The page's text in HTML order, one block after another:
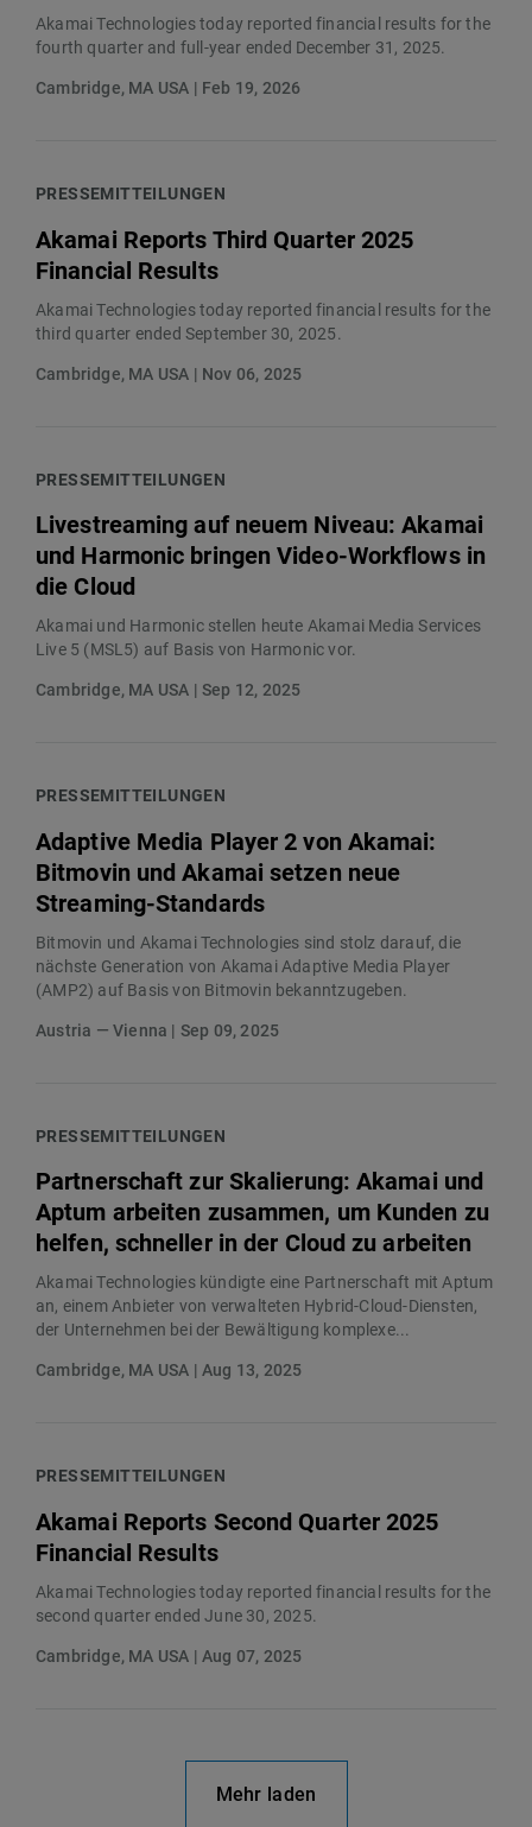
Akamai Technologies today reported financial results for the
fourth quarter and full-year ended December 31, 2025.
Cambridge, MA USA | Feb 19, 2026
PRESSEMITTEILUNGEN
Akamai Reports Third Quarter 2025
Financial Results
Akamai Technologies today reported financial results for the
third quarter ended September 30, 2025.
Cambridge, MA USA | Nov 06, 2025
PRESSEMITTEILUNGEN
Livestreaming auf neuem Niveau: Akamai
und Harmonic bringen Video-Workflows in
die Cloud
Akamai und Harmonic stellen heute Akamai Media Services
Live 5 (MSL5) auf Basis von Harmonic vor.
Cambridge, MA USA | Sep 12, 2025
PRESSEMITTEILUNGEN
Adaptive Media Player 2 von Akamai:
Bitmovin und Akamai setzen neue
Streaming-Standards
Bitmovin und Akamai Technologies sind stolz darauf, die
nächste Generation von Akamai Adaptive Media Player
(AMP2) auf Basis von Bitmovin bekanntzugeben.
Austria — Vienna | Sep 09, 2025
PRESSEMITTEILUNGEN
Partnerschaft zur Skalierung: Akamai und
Aptum arbeiten zusammen, um Kunden zu
helfen, schneller in der Cloud zu arbeiten
Akamai Technologies kündigte eine Partnerschaft mit Aptum
an, einem Anbieter von verwalteten Hybrid-Cloud-Diensten,
der Unternehmen bei der Bewältigung komplexe...
Cambridge, MA USA | Aug 13, 2025
PRESSEMITTEILUNGEN
Akamai Reports Second Quarter 2025
Financial Results
Akamai Technologies today reported financial results for the
second quarter ended June 30, 2025.
Cambridge, MA USA | Aug 07, 2025
Mehr laden